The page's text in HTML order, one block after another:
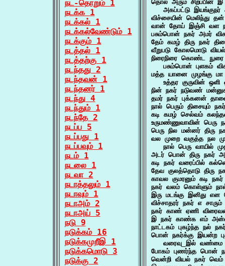
நட-தொறும் 1
நடக்க 1
நடக்கல் 1
நடக்கல்வேண்டும் 1
நடக்கும் 1
நடத்தல் 1
நடத்தற்கு 1
நடந்தது 2
நடந்தவன் 1
நடந்தனர் 1
நடந்து 4
நடந்தும் 1
நடந்தே 2
நடப்ப 5
நடப்பது 1
நடப்பவும் 1
நடம் 1
நடலை 1
நடவா 2
நடாத்தலும் 1
நடாவும் 1
நடாஅம் 2
நடாஅய் 5
நடு 9
நடுக்கம் 16
நடுக்கமுறீஇ 1
நடுக்கமொடு 3
நடுக்கு 2
தொல் அரும் சிறப்பின்
அகப்பட்டு
விச்சையின் மெலிந்து
வான் தோய் இஞ்சி வள
பசும்பொன் நகர் அமர்
தேம் கமழ் திரு நகர்
வீறுபடு கோலமொடு
நிரைநிரை கொண்ட நுரை
பசும்பொன் புளகம்
மத்த யானை முழங்கு மா
உத்தர குருவின்
நின் நகர் நடுவண்
தமர் நகர் புக்கனன்
நால் பெரும் திசையும்
கடி கமழ் செல்வம்
உருமண்ணுவாவின்
பெரு நில மன்னர் திரு
வல முறை வகுத்த நல
நால் பெரு வாயில்
அடர் பொன் திரு நகர்
கடி நகர் வரைப்பில்
தேவ குலத்தொடு
காவல குமரனும் கடி
நகர் வலம் கொள்ளும்
இரு மடங்கு இனிது
விச்சாதரர் நகர் எ
நகர் காண் ஏணி
இ நகர் காண்க எம்
நாட்டகம் புகழ்ந்த நல்
பொன் நகர்க்கு இயன்ற
வரைவு_இல் வண்மை
போகம் புணர்ந்த பொன்
வென்றி வியல் நகர்